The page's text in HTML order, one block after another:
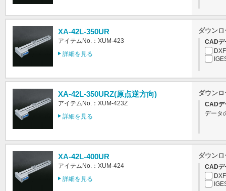
XA-42L-350UR
アイテムNo.：XUM-423
詳細を見る
ダウンロ
CADデ
XA-42L-350URZ(原点逆方向)
アイテムNo.：XUM-423Z
詳細を見る
ダウンロ
CADデ
データ
XA-42L-400UR
アイテムNo.：XUM-424
詳細を見る
ダウンロ
CADデ